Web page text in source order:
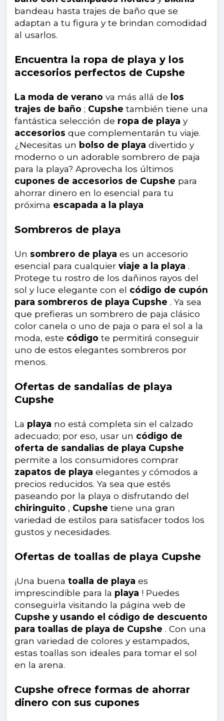
bandeau hasta trajes de baño que se
adaptan a tu figura y te brindan comodidad
al usarlos.
Encuentra la ropa de playa y los
accesorios perfectos de Cupshe
La moda de verano va más allá de los
trajes de baño ; Cupshe también tiene una
fantástica selección de ropa de playa y
accesorios que complementarán tu viaje.
¿Necesitas un bolso de playa divertido y
moderno o un adorable sombrero de paja
para la playa? Aprovecha los últimos
cupones de accesorios de Cupshe para
ahorrar dinero en lo esencial para tu
próxima escapada a la playa
Sombreros de playa
Un sombrero de playa es un accesorio
esencial para cualquier viaje a la playa .
Protege tu rostro de los dañinos rayos del
sol y luce elegante con el código de cupón
para sombreros de playa Cupshe . Ya sea
que prefieras un sombrero de paja clásico
color canela o uno de paja o para el sol a la
moda, este código te permitirá conseguir
uno de estos elegantes sombreros por
menos.
Ofertas de sandalias de playa
Cupshe
La playa no está completa sin el calzado
adecuado; por eso, usar un código de
oferta de sandalias de playa Cupshe
permite a los consumidores comprar
zapatos de playa elegantes y cómodos a
precios reducidos. Ya sea que estés
paseando por la playa o disfrutando del
chiringuito , Cupshe tiene una gran
variedad de estilos para satisfacer todos los
gustos y necesidades.
Ofertas de toallas de playa Cupshe
¡Una buena toalla de playa es
imprescindible para la playa ! Puedes
conseguirla visitando la página web de
Cupshe y usando el código de descuento
para toallas de playa de Cupshe . Con una
gran variedad de colores y estampados,
estas toallas son ideales para tomar el sol
en la arena.
Cupshe ofrece formas de ahorrar
dinero con sus cupones